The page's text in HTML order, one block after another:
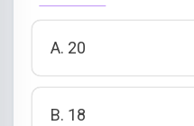
A. 20
B. 18